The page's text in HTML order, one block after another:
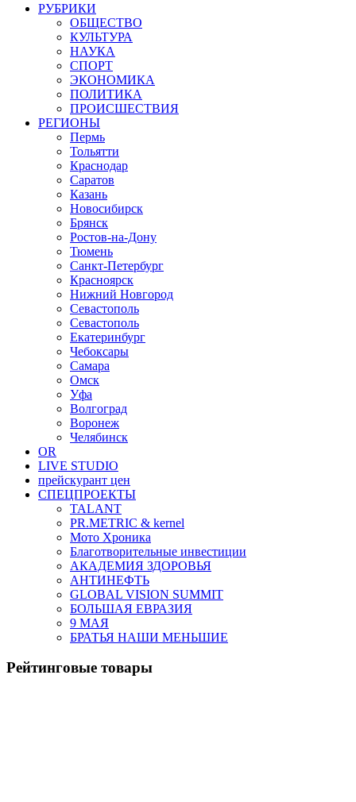
РУБРИКИ
ОБЩЕСТВО
КУЛЬТУРА
НАУКА
СПОРТ
ЭКОНОМИКА
ПОЛИТИКА
ПРОИСШЕСТВИЯ
РЕГИОНЫ
Пермь
Тольятти
Краснодар
Саратов
Казань
Новосибирск
Брянск
Ростов-на-Дону
Тюмень
Санкт-Петербург
Красноярск
Нижний Новгород
Севастополь
Севастополь
Екатеринбург
Чебоксары
Самара
Омск
Уфа
Волгоград
Воронеж
Челябинск
OR
LIVE STUDIO
прейскурант цен
СПЕЦПРОЕКТЫ
TALANT
PR.METRIC & kernel
Мото Хроника
Благотворительные инвестиции
АКАДЕМИЯ ЗДОРОВЬЯ
АНТИНЕФТЬ
GLOBAL VISION SUMMIT
БОЛЬШАЯ ЕВРАЗИЯ
9 МАЯ
БРАТЬЯ НАШИ МЕНЬШИЕ
Рейтинговые товары